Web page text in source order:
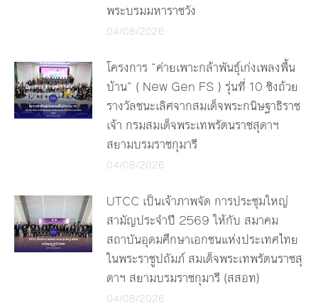
พระบรมมหาราชวัง
04/08/2026
โครงการ “ค่ายเพาะกล้าพันธุ์เก่งเพลงพื้น
บ้าน” ( New Gen FS ) รุ่นที่ 10 ชิงถ้วย
รางวัลชนะเลิศจากสมเด็จพระกนิษฐาธิราช
เจ้า กรมสมเด็จพระเทพรัตนราชสุดาฯ
สยามบรมราชกุมารี
04/08/2026
UTCC เป็นเจ้าภาพจัด การประชุมใหญ่
สามัญประจำปี 2569 ให้กับ สมาคม
สถาบันอุดมศึกษาเอกชนแห่งประเทศไทย
ในพระราชูปถัมภ์ สมเด็จพระเทพรัตนราชสุ
ดาฯ สยามบรมราชกุมารี (สสอท)
04/08/2026